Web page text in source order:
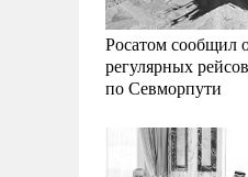
Росатом сообщил
регулярных
по Севморпути